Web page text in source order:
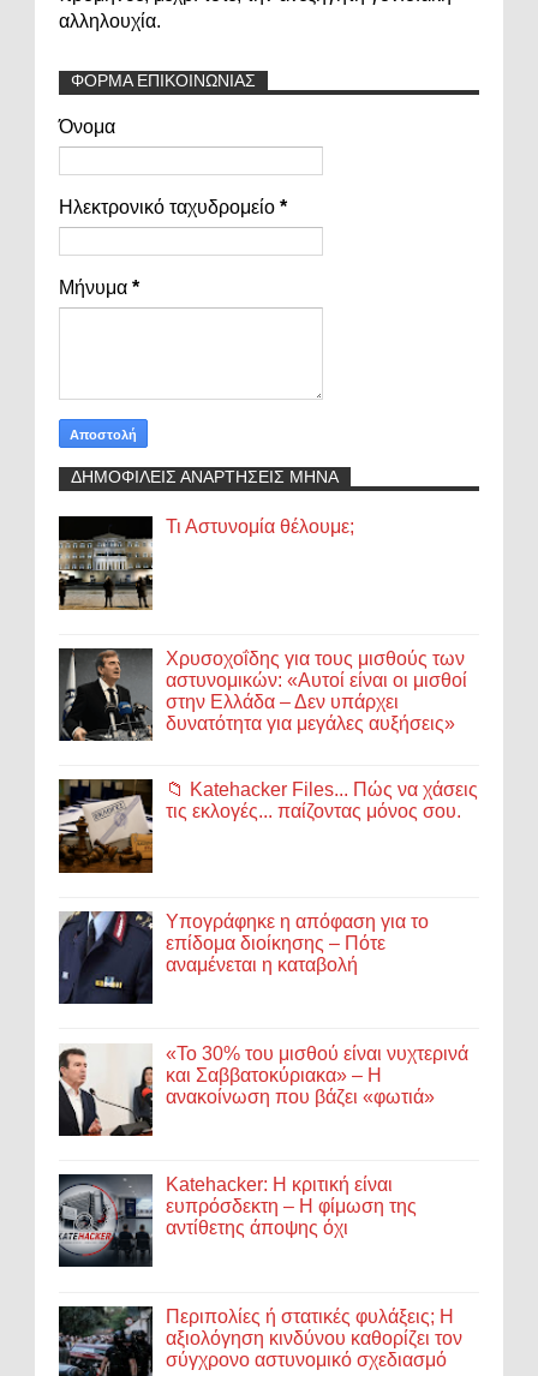
αλληλουχία.
ΦΟΡΜΑ ΕΠΙΚΟΙΝΩΝΙΑΣ
Όνομα
Ηλεκτρονικό ταχυδρομείο *
Μήνυμα *
ΔΗΜΟΦΙΛΕΙΣ ΑΝΑΡΤΗΣΕΙΣ ΜΗΝΑ
Τι Αστυνομία θέλουμε;
Χρυσοχοΐδης για τους μισθούς των
αστυνομικών: «Αυτοί είναι οι μισθοί
στην Ελλάδα – Δεν υπάρχει
δυνατότητα για μεγάλες αυξήσεις»
📁 Katehacker Files... Πώς να χάσεις
τις εκλογές... παίζοντας μόνος σου.
Υπογράφηκε η απόφαση για το
επίδομα διοίκησης – Πότε
αναμένεται η καταβολή
«Το 30% του μισθού είναι νυχτερινά
και Σαββατοκύριακα» – Η
ανακοίνωση που βάζει «φωτιά»
Katehacker: Η κριτική είναι
ευπρόσδεκτη – Η φίμωση της
αντίθετης άποψης όχι
Περιπολίες ή στατικές φυλάξεις; Η
αξιολόγηση κινδύνου καθορίζει τον
σύγχρονο αστυνομικό σχεδιασμό